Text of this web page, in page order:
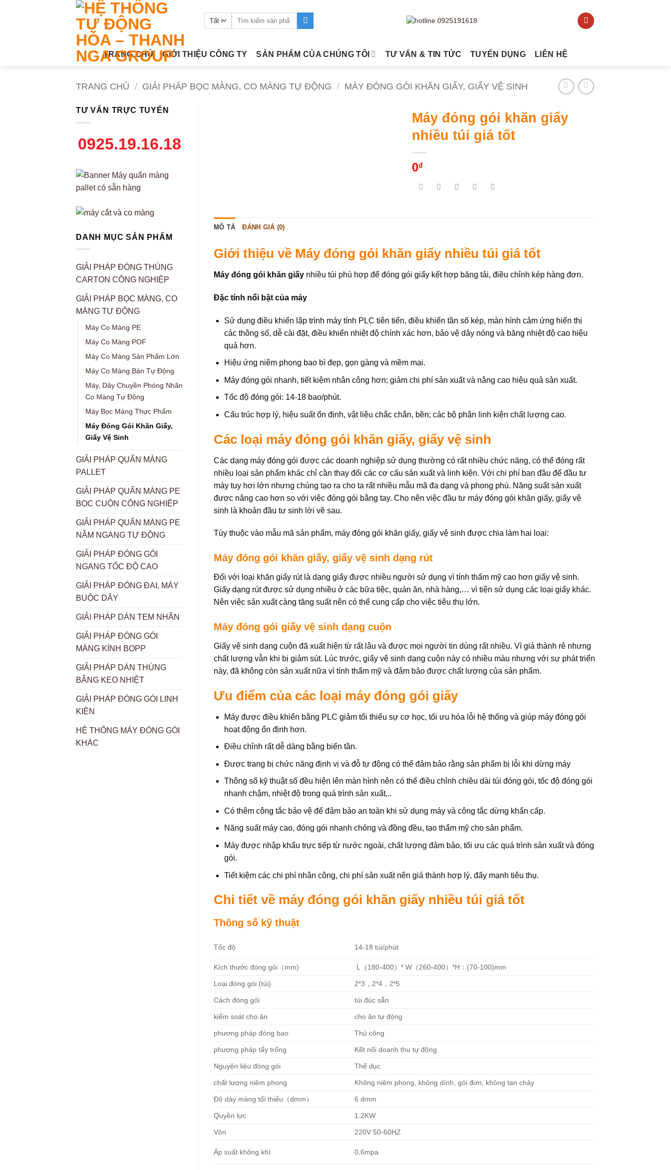
Tìm
TRANG CHỦ GIỚI THIỆU CÔNG TY SẢN PHẨM CỦA CHÚNG TÔI TƯ VẤN & TIN TỨC TUYỂN DỤNG LIÊN HỆ
TRANG CHỦ / GIẢI PHÁP BỌC MÀNG, CO MÀNG TỰ ĐỘNG / MÁY ĐÓNG GÓI KHĂN GIẤY, GIẤY VỆ SINH
TƯ VẤN TRỰC TUYẾN
0925.19.16.18
DANH MỤC SẢN PHẨM
GIẢI PHÁP ĐÓNG THÙNG
CARTON CÔNG NGHIỆP
GIẢI PHÁP BỌC MÀNG, CO
MÀNG TỰ ĐỘNG
Máy Co Màng PE
Máy Co Màng POF
Máy Co Màng Sản Phẩm Lớn
Máy Co Màng Bán Tự Động
Máy, Dây Chuyền Phóng Nhãn
Co Màng Tự Động
Máy Bọc Màng Thực Phẩm
Máy Đóng Gói Khăn Giấy,
Giấy Vệ Sinh
GIẢI PHÁP QUẤN MÀNG
PALLET
GIẢI PHÁP QUẤN MÀNG PE
BỌC CUỘN CÔNG NGHIỆP
GIẢI PHÁP QUẤN MÀNG PE
NẰM NGANG TỰ ĐỘNG
GIẢI PHÁP ĐÓNG GÓI
NGANG TỐC ĐỘ CAO
GIẢI PHÁP ĐÓNG ĐAI, MÁY
BUỘC DÂY
GIẢI PHÁP DÁN TEM NHÃN
GIẢI PHÁP ĐÓNG GÓI
MÀNG KÍNH BOPP
GIẢI PHÁP DÁN THÙNG
BẰNG KEO NHIỆT
GIẢI PHÁP ĐÓNG GÓI LINH
KIỆN
HỆ THỐNG MÁY ĐÓNG GÓI
KHÁC
Máy đóng gói khăn giấy
nhiều túi giá tốt
0₫
MÔ TẢ ĐÁNH GIÁ (0)
Giới thiệu về Máy đóng gói khăn giấy nhiều túi giá tốt
Máy đóng gói khăn giấy nhiều túi phù hợp để đóng gói giấy kết hợp băng tải, điều chỉnh kép hàng đơn.
Đặc tính nổi bật của máy
Sử dụng điều khiển lập trình máy tính PLC tiên tiến, điều khiển tần số kép, màn hình cảm ứng hiển thị
các thông số, dễ cài đặt, điều khiển nhiệt độ chính xác hơn, bảo vệ dây nóng và băng nhiệt độ cao hiệu
quả hơn.
Hiệu ứng niêm phong bao bì đẹp, gọn gàng và mềm mại.
Máy đóng gói nhanh, tiết kiệm nhân công hơn; giảm chi phí sản xuất và nâng cao hiệu quả sản xuất.
Tốc độ đóng gói: 14-18 bao/phút.
Cấu trúc hợp lý, hiệu suất ổn định, vật liệu chắc chắn, bền; các bộ phận linh kiện chất lượng cao.
Các loại máy đóng gói khăn giấy, giấy vệ sinh
Các dạng máy đóng gói được các doanh nghiệp sử dụng thường có rất nhiều chức năng, có thể đóng rất
nhiều loại sản phẩm khác chỉ cần thay đổi các cơ cấu sản xuất và linh kiện. Với chi phí ban đầu để đầu tư
máy tuy hơi lớn nhưng chúng tạo ra cho ta rất nhiều mẫu mã đa dạng và phong phú. Năng suất sản xuất
được nâng cao hơn so với việc đóng gói bằng tay. Cho nên việc đầu tư máy đóng gói khăn giấy, giấy vệ
sinh là khoản đầu tư sinh lời về sau.
Tùy thuộc vào mẫu mã sản phẩm, máy đóng gói khăn giấy, giấy vệ sinh được chia làm hai loại:
Máy đóng gói khăn giấy, giấy vệ sinh dạng rút
Đối với loại khăn giấy rút là dạng giấy được nhiều người sử dụng vì tính thẩm mỹ cao hơn giấy vệ sinh.
Giấy dạng rút được sử dụng nhiều ở các bữa tiệc, quán ăn, nhà hàng,… vì tiện sử dụng các loại giấy khác.
Nên việc sản xuất càng tăng suất nên có thể cung cấp cho việc tiêu thụ lớn.
Máy đóng gói giấy vệ sinh dạng cuộn
Giấy vệ sinh dạng cuộn đã xuất hiện từ rất lâu và được mọi người tin dùng rất nhiều. Vì giá thành rẻ nhưng
chất lượng vẫn khi bị giảm sút. Lúc trước, giấy vệ sinh dạng cuộn này có nhiều màu nhưng với sự phát triển
này, đã không còn sản xuất nữa vì tính thẩm mỹ và đảm bảo được chất lượng của sản phẩm.
Ưu điểm của các loại máy đóng gói giấy
Máy được điều khiển bằng PLC giảm tối thiểu sự cơ học, tối ưu hóa lỗi hệ thống và giúp máy đóng gói
hoạt động ổn định hơn.
Điều chỉnh rất dễ dàng bằng biến tần.
Được trang bị chức năng định vị và đỗ tự động có thể đảm bảo rằng sản phẩm bị lỗi khi dừng máy
Thông số kỹ thuật số đều hiện lên màn hình nên có thể điều chỉnh chiều dài túi đóng gói, tốc độ đóng gói
nhanh chậm, nhiệt độ trong quá trình sản xuất,..
Có thêm công tắc bảo vệ để đảm bảo an toàn khi sử dụng máy và công tắc dừng khẩn cấp.
Năng suất máy cao, đóng gói nhanh chóng và đồng đều, tạo thẩm mỹ cho sản phẩm.
Máy được nhập khẩu trực tiếp từ nước ngoài, chất lượng đảm bảo, tối ưu các quá trình sản xuất và đóng
gói.
Tiết kiệm các chi phí nhân công, chi phí sản xuất nên giá thành hợp lý, đẩy mạnh tiêu thụ.
Chi tiết về máy đóng gói khăn giấy nhiều túi giá tốt
Thông số kỹ thuật
Tốc độ 14-18 túi/phút
Kích thước đóng gói（mm) L（180-400）* W（260-400）*H：(70-100)mm
Loại đóng gói (túi) 2*3，2*4，2*5
Cách đóng gói túi đúc sẵn
kiểm soát cho ăn cho ăn tự động
phương pháp đóng bao Thủ công
phương pháp tẩy trống Kết nối doanh thu tự động
Nguyện liệu đóng gói Thể dục
chất lượng niêm phong Không niêm phong, không dính, gói đơn, không tan chảy
Độ dày màng tối thiểu（dmm） 6 dmm
Quyền lực 1.2KW
Vôn 220V 50-60HZ
Áp suất không khí 0,6mpa